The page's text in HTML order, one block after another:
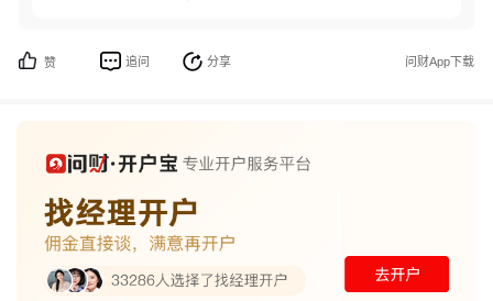
赞 追问 分享 问财App下载